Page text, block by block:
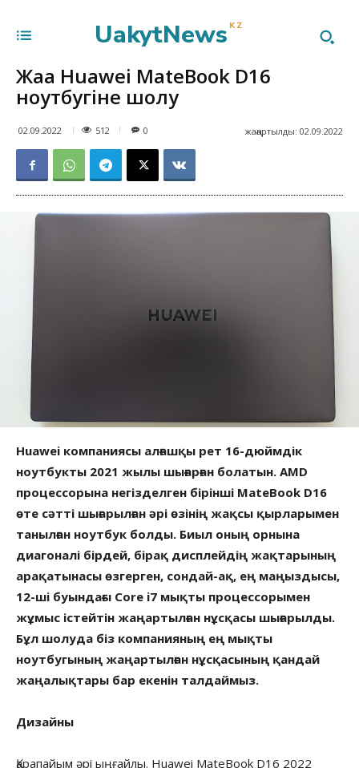
UakytNews KZ
Жаңа Huawei MateBook D16
ноутбугіне шолу
02.09.2022 512 жаңартылды: 02.09.2022
0
Huawei компаниясы алғашқы рет 16-дюймдік
ноутбукты 2021 жылы шығарған болатын. AMD
процессорына негізделген бірінші МateBook D16
өте сәтті шығарылған әрі өзінің жақсы қырларымен
танылған ноутбук болды. Биыл оның орнына
диагоналі бірдей, бірақ дисплейдің жақтарының
арақатынасы өзгерген, сондай-ақ, ең маңыздысы,
12-ші буындағы Core i7 мықты процессорымен
жұмыс істейтін жаңартылған нұсқасы шығарылды.
Бұл шолуда біз компанияның ең мықты
ноутбугының жаңартылған нұсқасының қандай
жаңалықтары бар екенін талдаймыз.
Дизайны
Қарапайым әрі ыңғайлы. Huawei MateBook D16 2022